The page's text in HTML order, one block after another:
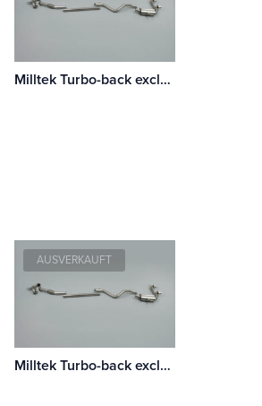
Milltek Turbo-back excluding Hi-Flow Sports Cat Renault Mégane Renaultsport 230 Renault F1 Team R26 / R26R
AUSVERKAUFT
Milltek Turbo-back excluding Hi-Flow Sports Cat Renault Mégane Renaultsport 225 2.0T